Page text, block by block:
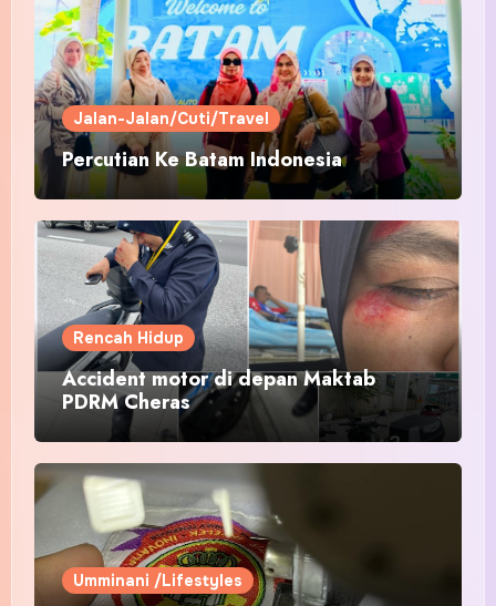
Jalan-Jalan/Cuti/Travel
Percutian Ke Batam Indonesia
Rencah Hidup
Accident motor di depan Maktab
PDRM Cheras
Umminani /Lifestyles